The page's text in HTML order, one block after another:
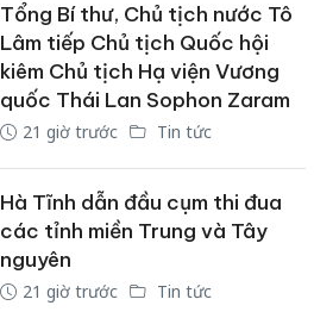
Tổng Bí thư, Chủ tịch nước Tô
Lâm tiếp Chủ tịch Quốc hội
kiêm Chủ tịch Hạ viện Vương
quốc Thái Lan Sophon Zaram
21 giờ trước Tin tức
Hà Tĩnh dẫn đầu cụm thi đua
các tỉnh miền Trung và Tây
nguyên
21 giờ trước Tin tức